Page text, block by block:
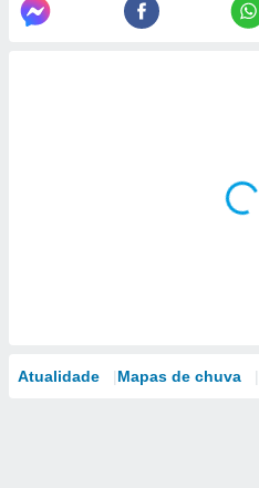
Atualidade Mapas de chuva